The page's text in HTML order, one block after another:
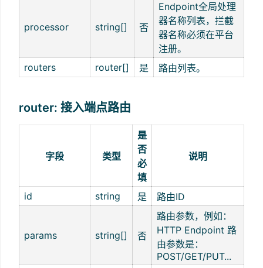
processor string[] 否
Endpoint全局处理
器名称列表，拦截
器名称必须在平台
注册。
routers
router[] 是 路由列表。
router: 接入端点路由
字段 类型
是
否
必
填
说明
id string 是 路由ID
params string[] 否
路由参数，例如：
HTTP Endpoint 路
由参数是：
POST/GET/PUT...